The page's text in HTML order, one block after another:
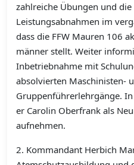
zahlreiche Übungen und
Leistungsabnahmen im
dass die FFW Mauren 106
männer stellt. Weiter
Inbetriebnahme mit
absolvierten Maschinisten-
Gruppenführerlehrgänge.
er Carolin Oberfrank als
aufnehmen.
2. Kommandant Herbich